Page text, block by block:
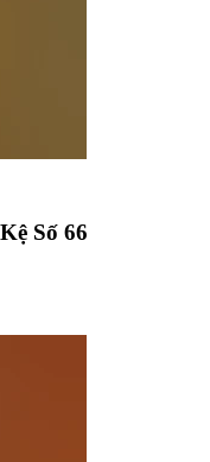
Số 66